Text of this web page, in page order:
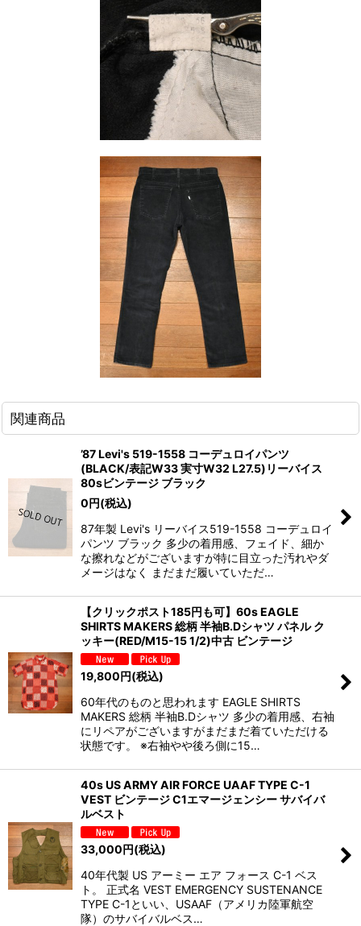
関連商品
’87 Levi's 519-1558 コーデュロイパンツ
(BLACK/表記W33 実寸W32 L27.5)リーバイス
80sビンテージ ブラック
0円(税込)
87年製 Levi's リーバイス519-1558 コーデュロイ
パンツ ブラック 多少の着用感、フェイド、細か
な擦れなどがございますが特に目立った汚れやダ
メージはなく まだまだ履いていただ…
【クリックポスト185円も可】60s EAGLE
SHIRTS MAKERS 総柄 半袖B.Dシャツ パネル ク
ッキー(RED/M15-15 1/2)中古 ビンテージ
19,800円(税込)
60年代のものと思われます EAGLE SHIRTS
MAKERS 総柄 半袖B.Dシャツ 多少の着用感、右袖
にリペアがございますがまだまだ着ていただける
状態です。 ※右袖やや後ろ側に15…
40s US ARMY AIR FORCE UAAF TYPE C-1
VEST ビンテージ C1エマージェンシー サバイバ
ルベスト
33,000円(税込)
40年代製 US アーミー エア フォース C-1 ベス
ト。 正式名 VEST EMERGENCY SUSTENANCE
TYPE C-1といい、USAAF（アメリカ陸軍航空
隊）のサバイバルベス…